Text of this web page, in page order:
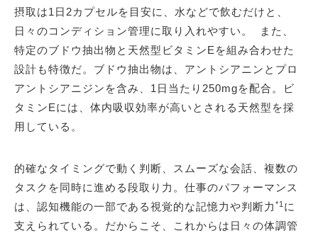
摂取は1日2カプセルを目安に、水などで飲むだけと、
日々のコンディション管理に取り入れやすい。 また、
特定のブドウ抽出物と天然型ビタミンEを組み合わせた
設計も特徴だ。ブドウ抽出物は、アントシアニンとプロ
アントシアニジンを含み、1日当たり250mgを配合。ビ
タミンEには、体内吸収効率が高いとされる天然型を採
用している。
的確なタイミングで動く判断、スムーズな会話、複数の
タスクを同時に進める段取り力。仕事のパフォーマンス
は、認知機能の一部である視覚的な記憶力や判断力 *1 に
支えられている。だからこそ、これからは日々の体調管